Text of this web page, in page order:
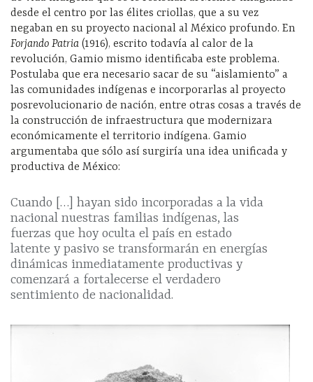
desde el centro por las élites criollas, que a su vez
negaban en su proyecto nacional al México profundo. En
Forjando Patria (1916), escrito todavía al calor de la
revolución, Gamio mismo identificaba este problema.
Postulaba que era necesario sacar de su “aislamiento” a
las comunidades indígenas e incorporarlas al proyecto
posrevolucionario de nación, entre otras cosas a través de
la construcción de infraestructura que modernizara
económicamente el territorio indígena. Gamio
argumentaba que sólo así surgiría una idea unificada y
productiva de México:
Cuando […] hayan sido incorporadas a la vida
nacional nuestras familias indígenas, las
fuerzas que hoy oculta el país en estado
latente y pasivo se transformarán en energías
dinámicas inmediatamente productivas y
comenzará a fortalecerse el verdadero
sentimiento de nacionalidad.